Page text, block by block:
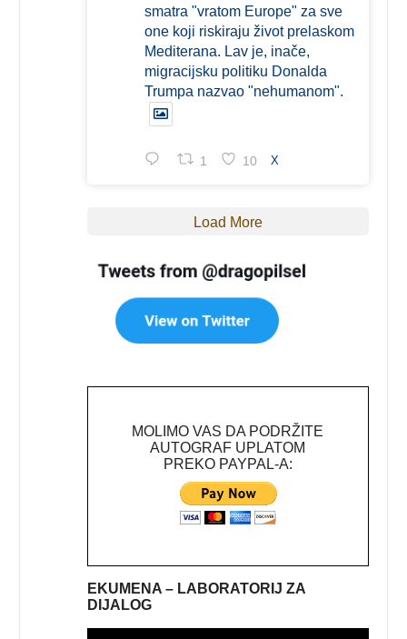
smatra "vratom Europe" za sve
one koji riskiraju život prelaskom
Mediterana. Lav je, inače,
migracijsku politiku Donalda
Trumpa nazvao "nehumanom".
1 10 X
Load More
MOLIMO VAS DA PODRŽITE
AUTOGRAF UPLATOM
PREKO PAYPAL-A:
EKUMENA – LABORATORIJ ZA
DIJALOG